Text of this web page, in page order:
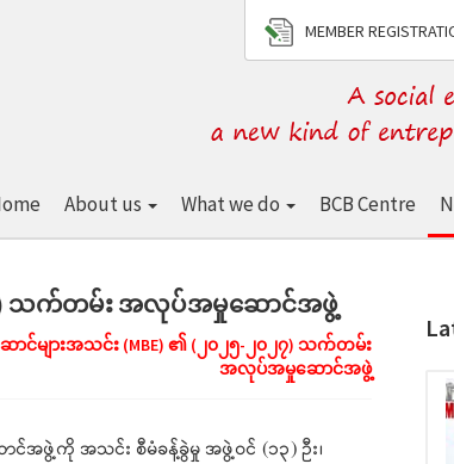
MEMBER
About us What we do BCB Centre
၂၇) သက်တမ်း အလုပ်အမှုဆောင်အဖွဲ့
ဆောင်များအသင်း (MBE) ၏ (၂၀၂၅-၂၀၂၇) သက်တမ်း
အလုပ်အမှုဆောင်အဖွဲ့
င်အဖွဲ့ကို အသင်း စီမံခန့်ခွဲမှု အဖွဲ့ဝင် (၁၃) ဦး၊